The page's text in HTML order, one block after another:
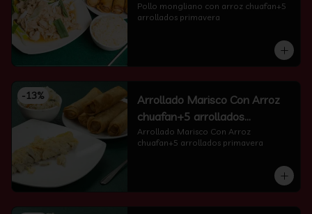
primavera
Pollo mongliano con arroz chuafan+5
arrollados primavera
-13%
Arrollado Marisco Con Arroz
chuafan+5 arrollados
primavera
Arrollado Marisco Con Arroz
chuafan+5 arrollados primavera